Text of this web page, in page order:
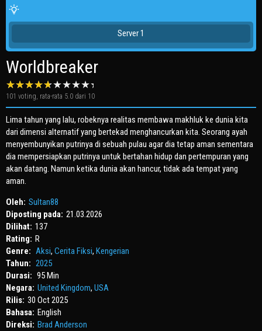
Server 1
Worldbreaker
101 voting, rata-rata 5.0 dari 10
Lima tahun yang lalu, robeknya realitas membawa makhluk ke dunia kita
dari dimensi alternatif yang bertekad menghancurkan kita. Seorang ayah
menyembunyikan putrinya di sebuah pulau agar dia tetap aman sementara
dia mempersiapkan putrinya untuk bertahan hidup dan pertempuran yang
akan datang. Namun ketika dunia akan hancur, tidak ada tempat yang
aman.
Oleh: Sultan88
Diposting pada: 21.03.2026
Dilihat: 137
Rating: R
Genre: Aksi, Cerita Fiksi, Kengerian
Tahun: 2025
Durasi: 95 Min
Negara: United Kingdom, USA
Rilis: 30 Oct 2025
Bahasa: English
Direksi: Brad Anderson